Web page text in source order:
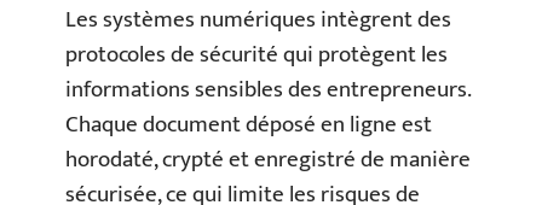
Les systèmes numériques intègrent des
protocoles de sécurité qui protègent les
informations sensibles des entrepreneurs.
Chaque document déposé en ligne est
horodaté, crypté et enregistré de manière
sécurisée, ce qui limite les risques de